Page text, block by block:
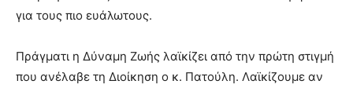
για τους πιο ευάλωτους.
Πράγματι η Δύναμη Ζωής λαϊκίζει από την πρώτη στιγμή
που ανέλαβε τη Διοίκηση ο κ. Πατούλη. Λαϊκίζουμε αν